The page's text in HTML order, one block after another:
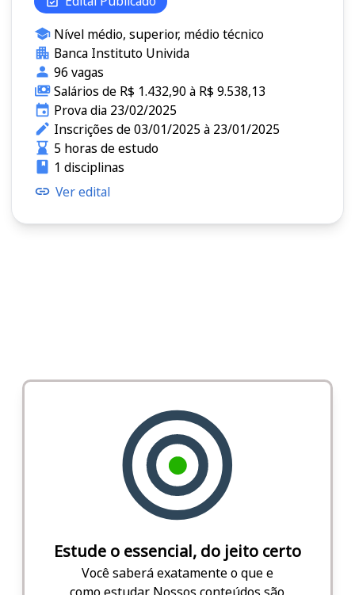
Nível médio, superior, médio técnico
Banca Instituto Univida
96 vagas
Salários de R$ 1.432,90 à R$ 9.538,13
Prova dia 23/02/2025
Inscrições de 03/01/2025 à 23/01/2025
5 horas de estudo
1 disciplinas
Ver edital
Estude o essencial, do jeito certo
Você saberá exatamente o que e